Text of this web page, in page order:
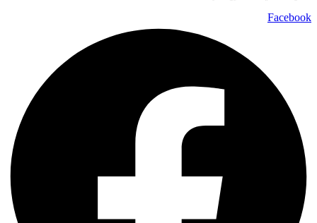
Facebook